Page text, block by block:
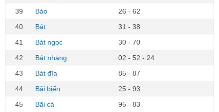
39
Báo
26 - 62
40
Bát
31 - 38
41
Bát ngọc
30 - 70
42
Bát nhang
02 - 52 - 24
43
Bát đĩa
85 - 87
44
Bãi biển
25 - 93
45
Bãi cá
95 - 83